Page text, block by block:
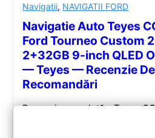
Navigatii, NAVIGATII FORD
Navigatie Auto Teyes
Ford Tourneo Custom
2+32GB 9-inch QLED
— Teyes — Recenzie
Recomandări
Recenzie completă a Teyes